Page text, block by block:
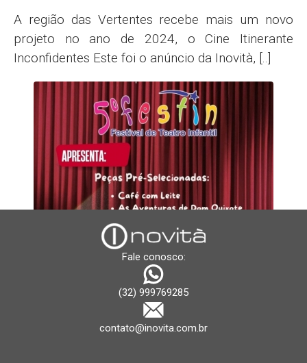
A região das Vertentes recebe mais um novo
projeto no ano de 2024, o Cine Itinerante
Inconfidentes Este foi o anúncio da Inovità, [..]
PRÉ-RESULTADO DA SELEÇÃO DO 5º
FESTIN
A equipe organizadora do FESTIN – Festival de
Fale conosco:
(32) 999769285
contato@inovita.com.br